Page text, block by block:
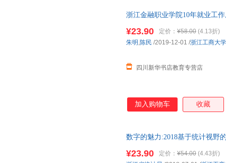
国优秀传统文化与高校思政教
浙江金融职业学院10年就业工
次日达，团购优惠咨询在线客
¥23.90 定价： ¥58.00 (4.13折)
四川新华书店教育专营店
朱明 ,陈民 /2019-12-01 /浙江工商大
加入购物车 收藏
数字的魅力:2018基于统计视野
¥23.90 定价： ¥54.00 (4.43折)